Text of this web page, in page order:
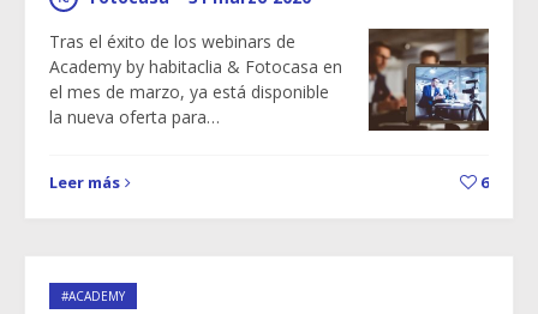
Tras el éxito de los webinars de
Academy by habitaclia & Fotocasa en
el mes de marzo, ya está disponible
la nueva oferta para…
Leer más 6
#ACADEMY